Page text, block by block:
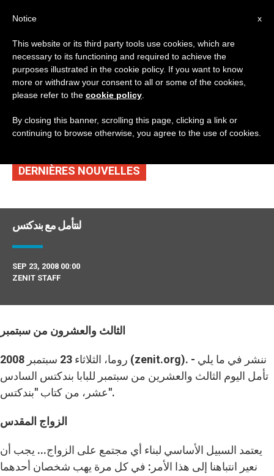
DAY
September 23rd,
2008
DERNIÈRES NOUVELLES
لنتأمل مع بندكتس
SEP 23, 2008 00:00
ZENIT STAFF
الثالث والعشرون من سبتمبر
روما، الثلاثاء 23 سبتمبر 2008 (zenit.org). - ننشر في ما يلي
تأمل اليوم الثالث والعشرين من سبتمبر للبابا بندكتس السادس
عشر، من كتاب "بندكتس".
الزواج المقدس
يعتمد السبيل الأساسي لبناء أي مجتمع على الزواج... يجب أن
نعير انتباهنا إلى هذا الأمر: في كل مرة يهب شخصان أحدهما
x
Notice
This website or its third party tools use cookies, which are
necessary to its functioning and required to achieve the
purposes illustrated in the cookie policy. If you want to know
more or withdraw your consent to all or some of the cookies,
please refer to the cookie policy
By closing this banner, scrolling this page, clicking a link or
continuing to browse otherwise, you agree to the use of cookies.